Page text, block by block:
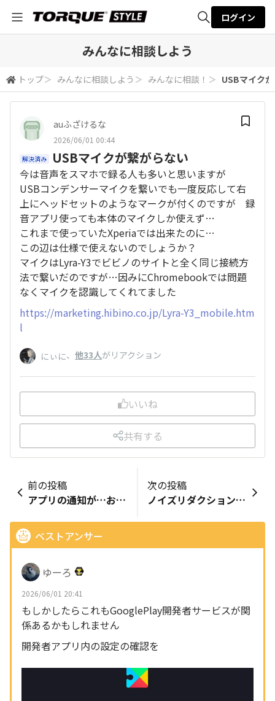
検索
ログイン
みんなに相談しよう
トップ＞ みんなに相談しよう ＞ みんなに相談！ ＞ USBマイク
auふざけるな
2026/06/01 00:44
解決済み USBマイクが繋がらない
今は音声をスマホで録る人も多いと思いますが
USBコンデンサーマイクを繋いでも一度反応して右
上にヘッドセットのようなマークが付くのですが 録
音アプリ使っても本体のマイクしか使えず…
これまで使っていたXperiaでは出来たのに…
この辺は仕様で使えないのでしょうか？
マイクはLyra-Y3でビビノのサイトと全く同じ接続方
法で繋いだのですが…因みにChromebookでは問題
なくマイクを認識してくれてました
https://marketing.hibino.co.jp/Lyra-Y3_mobile.htm
l
にぃに、 他33人がリアクション
いいね
共有する
前の投稿
アプリの通知が…おかしい
次の投稿
ノイズリダクションを停止したい
ベストアンサー
ゆーろ
2026/06/01 20:41
もしかしたらこれもGooglePlay開発者サービスが関
係あるかもしれません
開発者アプリ内の設定の確認を